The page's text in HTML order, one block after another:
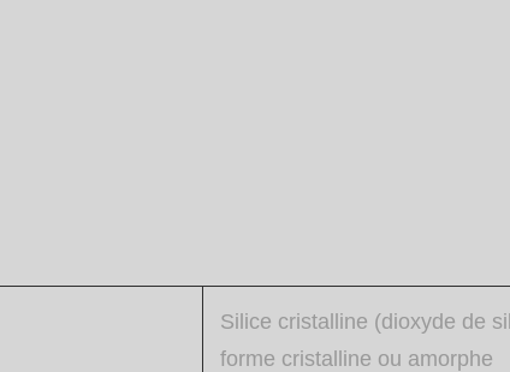
Silice cristalline (dioxyde de
forme cristalline ou amorphe